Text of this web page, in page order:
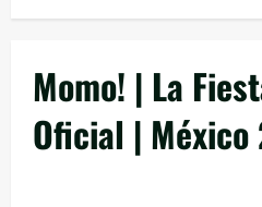
Momo! | La
Oficial | México